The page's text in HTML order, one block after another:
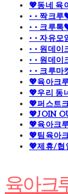
💖동네 육
· · 짝크루
· · 크루톡
· · 자유모
· · 원데이
· · 원데이
· · 크루마
💖육아크
💖우리 동
💖퍼스트
💖JOIN
💖육아크
💖팀육아
💖제휴/협
육아크